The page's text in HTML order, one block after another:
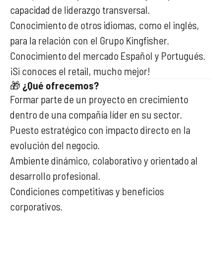
capacidad de liderazgo transversal.
Conocimiento de otros idiomas, como el inglés,
para la relación con el Grupo Kingfisher.
Conocimiento del mercado Español y Portugués.
¡Si conoces el retail, mucho mejor!
🎁 ¿Qué ofrecemos?
Formar parte de un proyecto en crecimiento
dentro de una compañía líder en su sector.
Puesto estratégico con impacto directo en la
evolución del negocio.
Ambiente dinámico, colaborativo y orientado al
desarrollo profesional.
Condiciones competitivas y beneficios
corporativos.